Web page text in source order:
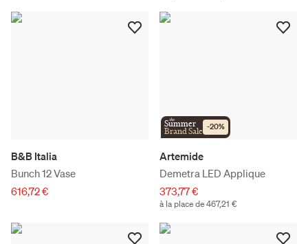
B&B Italia
Bunch 12 Vase
616,72 €
the
Summer
Brand Sale -20%
Artemide
Demetra LED Applique
373,77 €
à la place de 467,21 €